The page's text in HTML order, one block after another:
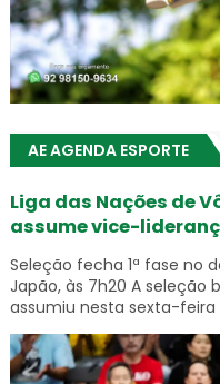
AE AGENDA ESPORTE
Liga das Nações de
assume vice-
Seleção fecha 1ª fase no
Japão, às 7h20 A seleção
assumiu nesta sexta-feira